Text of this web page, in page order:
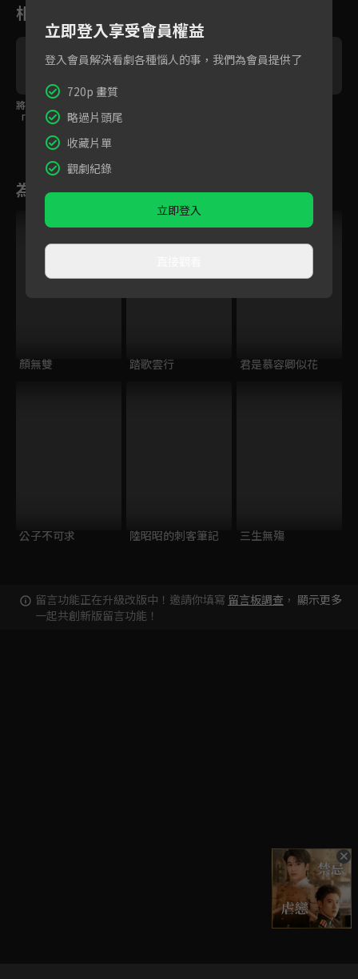
相關花絮
將軍向狐妖姊姊撒嬌
「早知就不生兒子來跟
為您推薦
顏無雙 踏歌雲行 君是慕容卿似花
公子不可求 陸昭昭的刺客筆記 三生無殤
留言功能正在升級改版中！邀請你填寫 留言板調查 ，
一起共創新版留言功能！
顯示更多
立即登入享受會員權益
登入會員解決看劇各種惱人的事，我們為會員提供了
720p 畫質
略過片頭尾
收藏片單
觀劇紀錄
立即登入